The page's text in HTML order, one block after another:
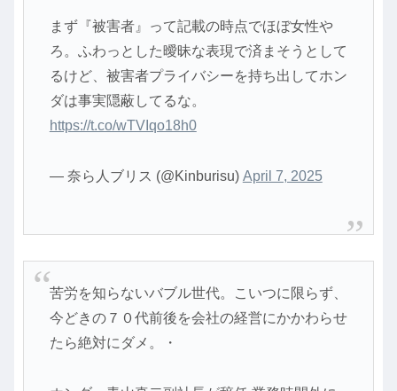
まず『被害者』って記載の時点でほぼ女性や
ろ。ふわっとした曖昧な表現で済まそうとして
るけど、被害者プライバシーを持ち出してホン
ダは事実隠蔽してるな。
https://t.co/wTVIqo18h0
— 奈ら人ブリス (@Kinburisu) April 7, 2025
苦労を知らないバブル世代。こいつに限らず、
今どきの７０代前後を会社の経営にかかわらせ
たら絶対にダメ。・